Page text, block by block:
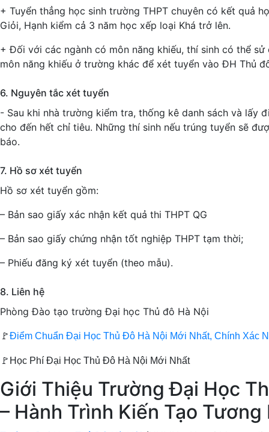
+ Tuyển thẳng học sinh trường THPT chuyên có kết quả
Giỏi, Hạnh kiểm cả 3 năm học xếp loại Khá trở lên.
+ Đối với các ngành có môn năng khiếu, thí sinh có thể
môn năng khiếu ở trường khác để xét tuyển vào ĐH Thủ
6. Nguyên tắc xét tuyển
- Sau khi nhà trường kiểm tra, thống kê danh sách và lấy
cho đến hết chỉ tiêu. Những thí sinh nếu trúng tuyển sẽ
báo.
7. Hồ sơ xét tuyển
Hồ sơ xét tuyển gồm:
– Bản sao giấy xác nhận kết quả thi THPT QG
– Bản sao giấy chứng nhận tốt nghiệp THPT tạm thời;
– Phiếu đăng ký xét tuyển (theo mẫu).
8. Liên hệ
Phòng Đào tạo trường Đại học Thủ đô Hà Nội
🚩Điểm Chuẩn Đại Học Thủ Đô Hà Nội Mới Nhất, Chính Xác
🚩Học Phí Đại Học Thủ Đô Hà Nội Mới Nhất
Giới Thiệu Trường Đại Học
– Hành Trình Kiến Tạo Tương